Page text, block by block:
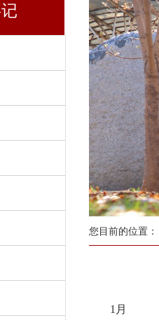
您目前的位置：
1月